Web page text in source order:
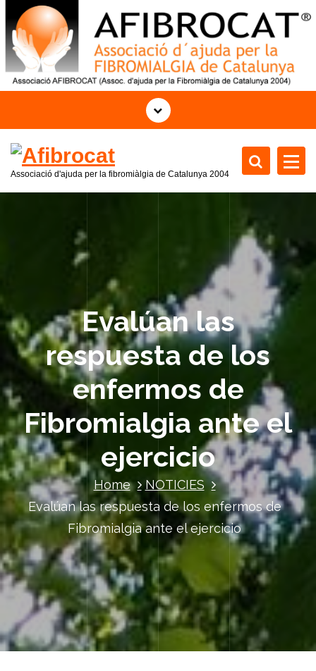
o
n
Associació d'ajuda per la fibromiàlgia de Catalunya 2004
Evalúan las
respuesta de los
enfermos de
Fibromialgia ante el
ejercicio
Home
NOTICIES
Evalúan las respuesta de los enfermos de
Fibromialgia ante el ejercicio